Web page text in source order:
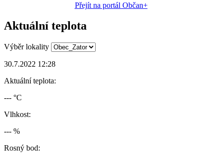
Přejít na portál Občan+
Aktuální teplota
Výběr lokality
30.7.2022 12:28
Aktuální teplota:
--- °C
Vlhkost:
--- %
Rosný bod: